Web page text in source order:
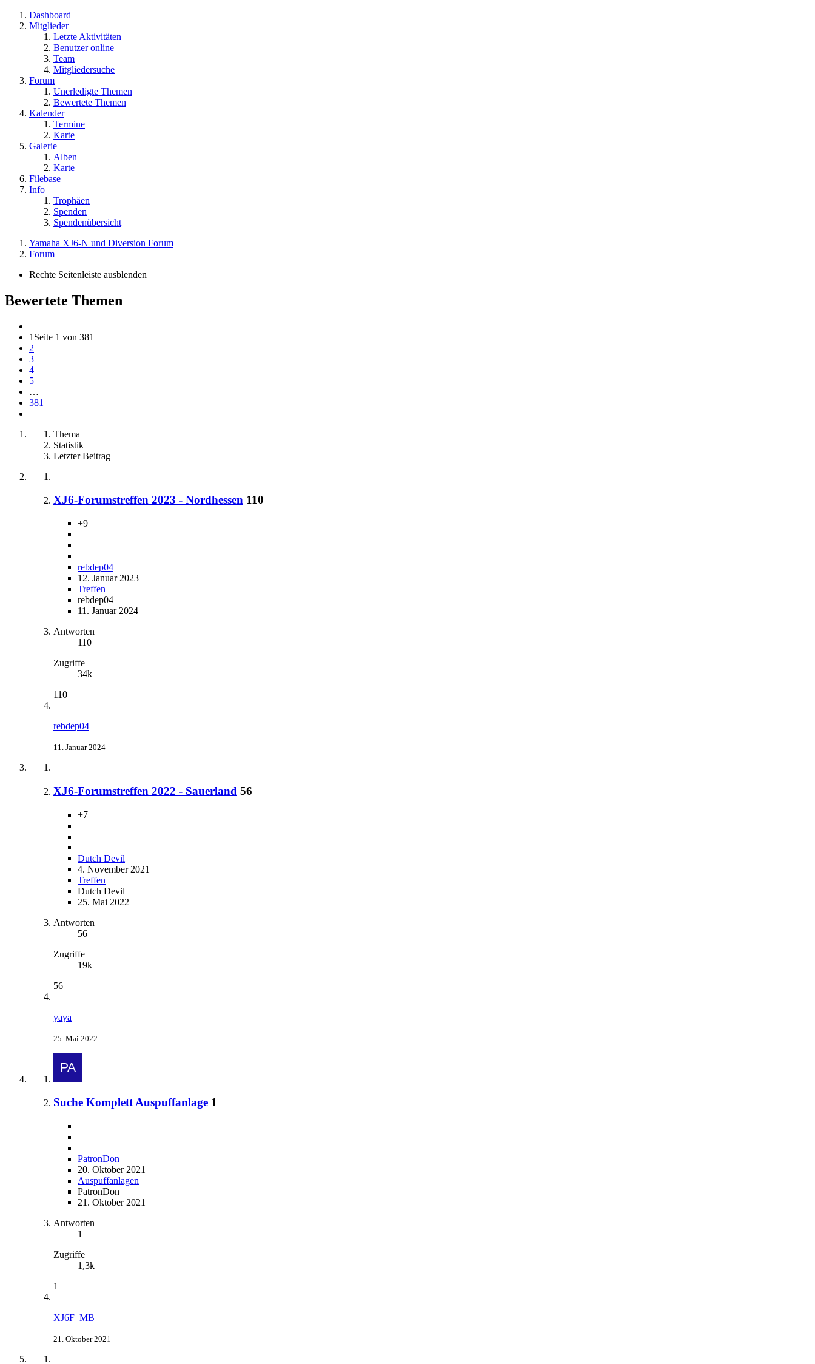
Dashboard
Mitglieder
Letzte Aktivitäten
Benutzer online
Team
Mitgliedersuche
Forum
Unerledigte Themen
Bewertete Themen
Kalender
Termine
Karte
Galerie
Alben
Karte
Filebase
Info
Trophäen
Spenden
Spendenübersicht
Yamaha XJ6-N und Diversion Forum
Forum
Rechte Seitenleiste ausblenden
Bewertete Themen
1 Seite 1 von 381
2
3
4
5
…
381
Thema
Statistik
Letzter Beitrag
XJ6-Forumstreffen 2023 - Nordhessen 110
+9
rebdep04
12. Januar 2023
Treffen
rebdep04
11. Januar 2024
Antworten
110
Zugriffe
34k
110
rebdep04
11. Januar 2024
XJ6-Forumstreffen 2022 - Sauerland 56
+7
Dutch Devil
4. November 2021
Treffen
Dutch Devil
25. Mai 2022
Antworten
56
Zugriffe
19k
56
yaya
25. Mai 2022
Suche Komplett Auspuffanlage 1
PatronDon
20. Oktober 2021
Auspuffanlagen
PatronDon
21. Oktober 2021
Antworten
1
Zugriffe
1,3k
1
XJ6F_MB
21. Oktober 2021